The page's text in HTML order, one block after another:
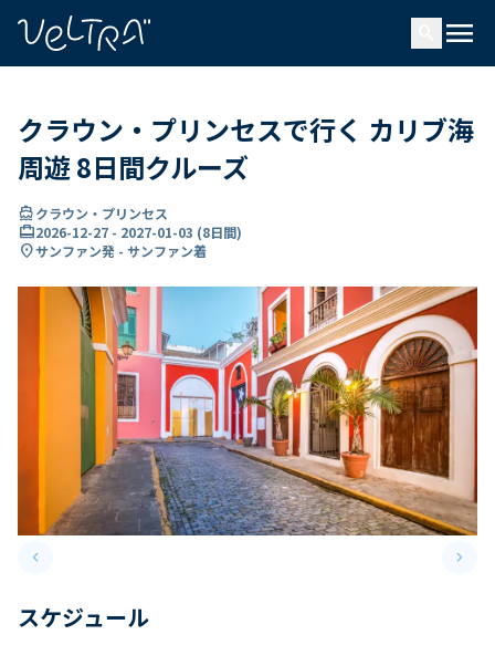
menu
クラウン・プリンセスで行く カリブ海
周遊 8日間クルーズ
directions_boatクラウン・プリンセス
card_travel2026-12-27 - 2027-01-03 (8日間)
location_onサンファン発 - サンファン着
keyboard_arrow_leftPrevious slide keyboard_arrow_right
スケジュール